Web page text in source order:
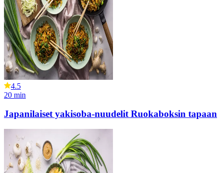
4.5
20 min
Japanilaiset yakisoba-nuudelit Ruokaboksin tapaan